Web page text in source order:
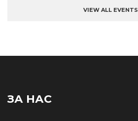
VIEW ALL EVENTS
ЗА НАС